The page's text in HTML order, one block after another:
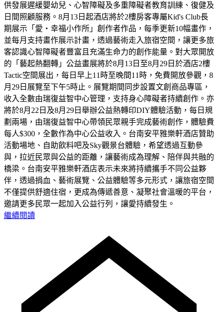
供發展遲緩嬰幼兒、心智障礙及多重障礙者教育訓練、復健及
日間照顧服務。8月13日起酒店將於2樓房客專屬Kid's Club長
期展示「愛・幸福小作所」創作者作品，每季更新10幅畫作，
並每月支持畫作展示計畫，透過藝術走入旅宿空間，讓更多旅
客認識心智障礙者豐富且充滿生命力的創作能量。對大眾開放
的「藝起熱翻轉」公益畫展將於8月13日至8月29日於酒店2樓
Tactic空間展出，每日早上11時至晚間11時，免費開放參觀，8
月29日展覽至下午5時止。展覽期間同步設置文創商品專區，
收入全數由瑞復益智中心管理，支持身心障礙者持續創作。亦
將於8月22日及8月29日舉辦公益熱轉印DIY體驗活動，每日規
劃兩場，由瑞復益智中心帶領民眾親手完成藝術創作，體驗費
每人$300，全數作為中心公益收入。台南安平雅樂軒酒店贊助
活動場地、自助飲料吧及Sky觀景台體驗，希望透過互動參
與，拉近民眾與公益的距離，讓藝術成為理解、陪伴與共融的
橋梁。台南安平雅樂軒酒店表示未來將持續攜手不同公益夥
伴，透過捐血、藝術展覽、公益體驗等多元形式，讓旅宿空間
不僅提供舒適住宿，更成為傳遞善意、凝聚社會溫暖的平台，
邀請更多民眾一起加入公益行列，讓愛持續發生。
繼續閱讀